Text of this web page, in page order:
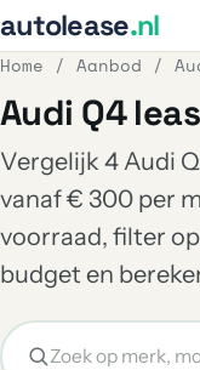
autolease.nl
Home / Aanbod /
Audi Q4
Vergelijk 4 Audi
vanaf € 300 per
voorraad, filter
budget en